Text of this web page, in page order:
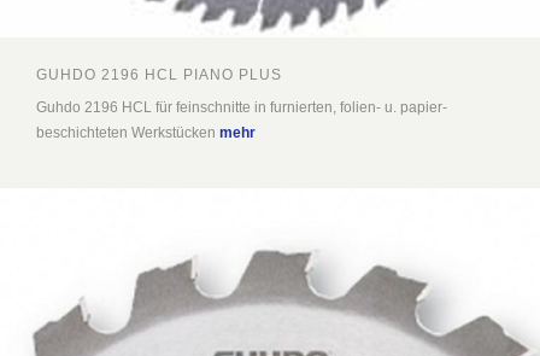
GUHDO 2196 HCL PIANO PLUS
Guhdo 2196 HCL für feinschnitte in furnierten, folien- u. papier-
beschichteten Werkstücken mehr